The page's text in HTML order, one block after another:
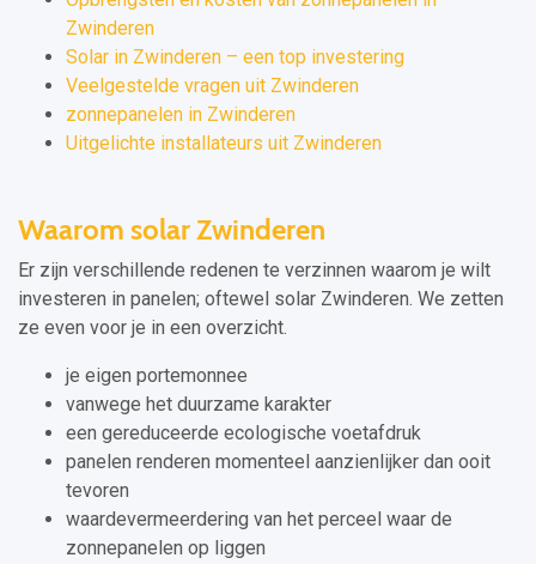
Zwinderen
Solar in Zwinderen – een top investering
Veelgestelde vragen uit Zwinderen
zonnepanelen in Zwinderen
Uitgelichte installateurs uit Zwinderen
Waarom solar Zwinderen
Er zijn verschillende redenen te verzinnen waarom je wilt
investeren in panelen; oftewel solar Zwinderen. We zetten
ze even voor je in een overzicht.
je eigen portemonnee
vanwege het duurzame karakter
een gereduceerde ecologische voetafdruk
panelen renderen momenteel aanzienlijker dan ooit
tevoren
waardevermeerdering van het perceel waar de
zonnepanelen op liggen